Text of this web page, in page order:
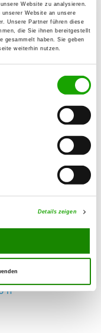
Website zu analysieren.
Website an unsere
Unsere Partner führen diese
die Sie ihnen bereitgestellt
gesammelt haben. Sie geben
weiterhin nutzen.
Details zeigen
h
h